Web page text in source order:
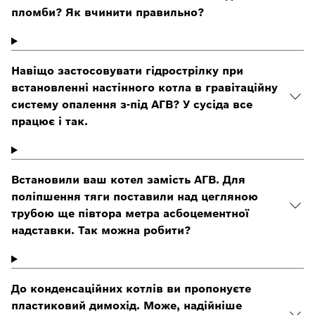
пломби? Як вчинити правильно?
Навіщо застосовувати гідрострілку при
встановленні настінного котла в гравітаційну
систему опалення з-під АГВ? У сусіда все
працює і так.
Встановили ваш котел замість АГВ. Для
поліпшення тяги поставили над цегляною
трубою ще півтора метра асбоцементної
надставки. Так можна робити?
До конденсаційних котлів ви пропонуєте
пластиковий димохід. Може, надійніше